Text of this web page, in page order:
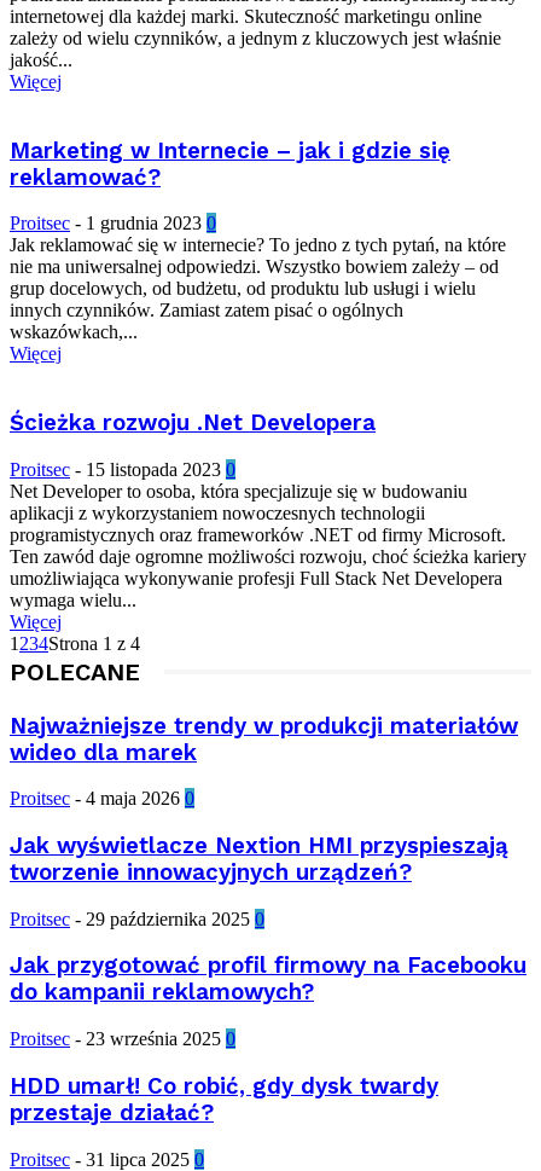
internetowej dla każdej marki. Skuteczność marketingu online
zależy od wielu czynników, a jednym z kluczowych jest właśnie
jakość...
Więcej
Marketing w Internecie – jak i gdzie się
reklamować?
Proitsec - 1 grudnia 2023 0
Jak reklamować się w internecie? To jedno z tych pytań, na które
nie ma uniwersalnej odpowiedzi. Wszystko bowiem zależy – od
grup docelowych, od budżetu, od produktu lub usługi i wielu
innych czynników. Zamiast zatem pisać o ogólnych
wskazówkach,...
Więcej
Ścieżka rozwoju .Net Developera
Proitsec - 15 listopada 2023 0
Net Developer to osoba, która specjalizuje się w budowaniu
aplikacji z wykorzystaniem nowoczesnych technologii
programistycznych oraz frameworków .NET od firmy Microsoft.
Ten zawód daje ogromne możliwości rozwoju, choć ścieżka kariery
umożliwiająca wykonywanie profesji Full Stack Net Developera
wymaga wielu...
Więcej
1 234Strona 1 z 4
POLECANE
Najważniejsze trendy w produkcji materiałów
wideo dla marek
Proitsec - 4 maja 2026 0
Jak wyświetlacze Nextion HMI przyspieszają
tworzenie innowacyjnych urządzeń?
Proitsec - 29 października 2025 0
Jak przygotować profil firmowy na Facebooku
do kampanii reklamowych?
Proitsec - 23 września 2025 0
HDD umarł! Co robić, gdy dysk twardy
przestaje działać?
Proitsec - 31 lipca 2025 0